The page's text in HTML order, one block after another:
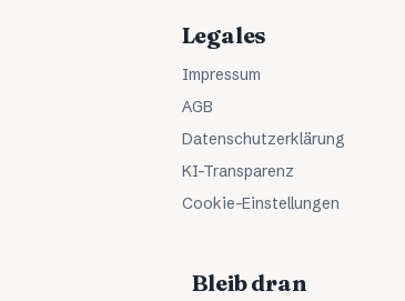
Legales
Impressum
AGB
Datenschutzerklärung
KI-Transparenz
Cookie-Einstellungen
Bleib dran